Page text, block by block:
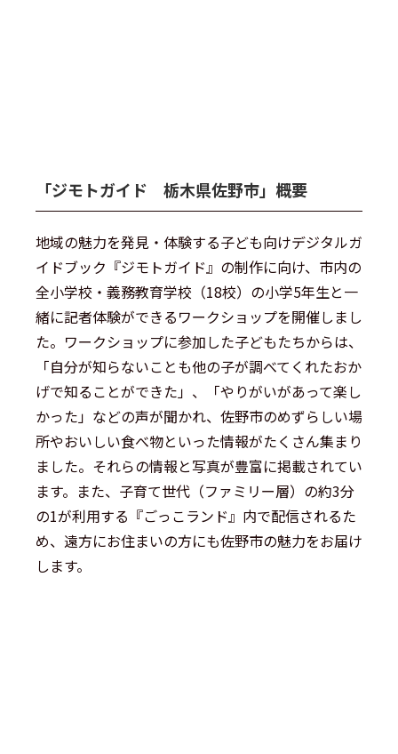
「ジモトガイド 栃木県佐野市」概要
地域の魅力を発見・体験する子ども向けデジタルガ
イドブック『ジモトガイド』の制作に向け、市内の
全小学校・義務教育学校（18校）の小学5年生と一
緒に記者体験ができるワークショップを開催しまし
た。ワークショップに参加した子どもたちからは、
「自分が知らないことも他の子が調べてくれたおか
げで知ることができた」、「やりがいがあって楽し
かった」などの声が聞かれ、佐野市のめずらしい場
所やおいしい食べ物といった情報がたくさん集まり
ました。それらの情報と写真が豊富に掲載されてい
ます。また、子育て世代（ファミリー層）の約3分
の1が利用する『ごっこランド』内で配信されるた
め、遠方にお住まいの方にも佐野市の魅力をお届け
します。